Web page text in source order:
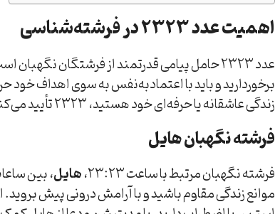
اهمیت عدد 2323 در فرشته‌شناسی
عدد 2323 حامل پیامی قدرتمند از فرشتگان
برخوردارید و باید با اعتمادبه‌نفس به سوی اهداف
زندگی عاشقانه یا حرفه‌ای خود هستید، 2323 تأیید می‌کند که اقدامات شما به نتیجه خواهد رسید.
فرشته نگهبان هایل
فرشته نگهبان مرتبط با ساعت 23:23، هایل
موانع زندگی مقاوم باشید و با آرامش درونی پیش